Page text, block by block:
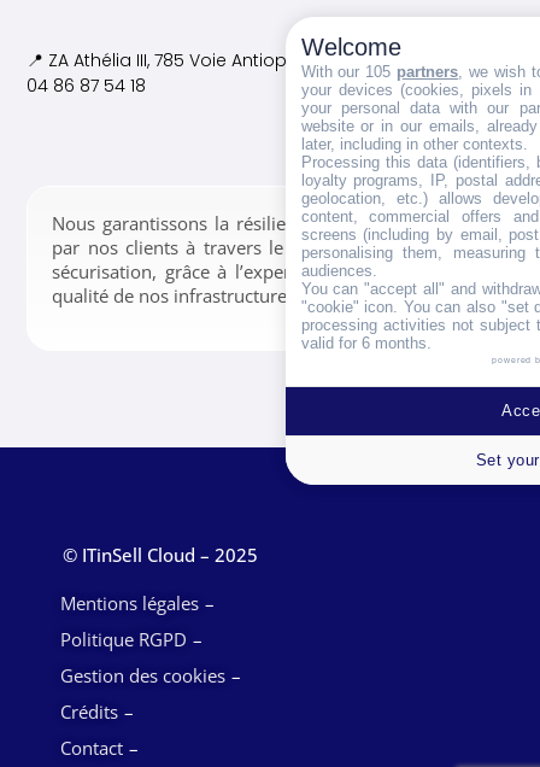
📍 ZA Athélia III, 785 Voie Antiope, 13600 La Ciotat
04 86 87 54 18
Nous garantissons la résilience des données confiées
par nos clients à travers le stockage, la gestion et la
sécurisation, grâce à l’expertise de nos équipes et la
qualité de nos infrastructures.
© ITinSell Cloud – 2025
Mentions légales
Politique RGPD
Gestion des cookies
Crédits
Contact
Welcome
With our 105 partners , we wish
your devices (cookies, pixels
your personal data with our
website or in our emails,
later, including in other contexts.
Processing this data (identifiers,
loyalty programs, IP, postal
geolocation, etc.) allows
content, commercial offers
screens (including by email,
personalising them, measuring
audiences.
You can "accept all" and
"cookie" icon . You can also "set
processing activities not subject
valid for 6 months.
powered
Set